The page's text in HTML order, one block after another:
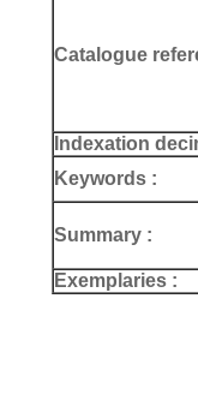
Catalogue
Indexation
Keywords :
Summary :
Exemplaries :